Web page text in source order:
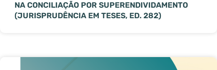
NA CONCILIAÇÃO POR SUPERENDIVIDAMENTO
(JURISPRUDÊNCIA EM TESES, ED. 282)